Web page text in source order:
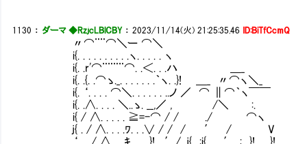
1130 ： ダーマ ◆RzjcLBlCBY：2023/11/14(火) 21:25:35.46 ID:BiTfCcmQ
〃⌒¨¨⌒＼ー ⌒＼
i{. . . . . . . . . .ヽ. . . . . ヽ
i{. .r'⌒¨¨¨¨⌒. .＜. . .ハ ＿_
i{. .{. .⌒ゝ._. . . . . . .｀ヽ. .}! ＿_ 〃⌒ヽ＼_
i{. ‘. . . . ⌒＼. . . . . . ..ノ ／ ⌒ ∥⌒｀ヽ￣￣
i{. .∧. . . . ＼..ゝ. __,／ , /＼ :.
i{ / ∧. . . . . ≧=-⌒ / / ./ ⌒ヽ
j{ . / ∧. . . .ﾜ. . .∨ / / / ′ / V
‘. . ./ ∧. . .ｷ. . . .}! .′/ .j{ :i{ .′ .; }! }!